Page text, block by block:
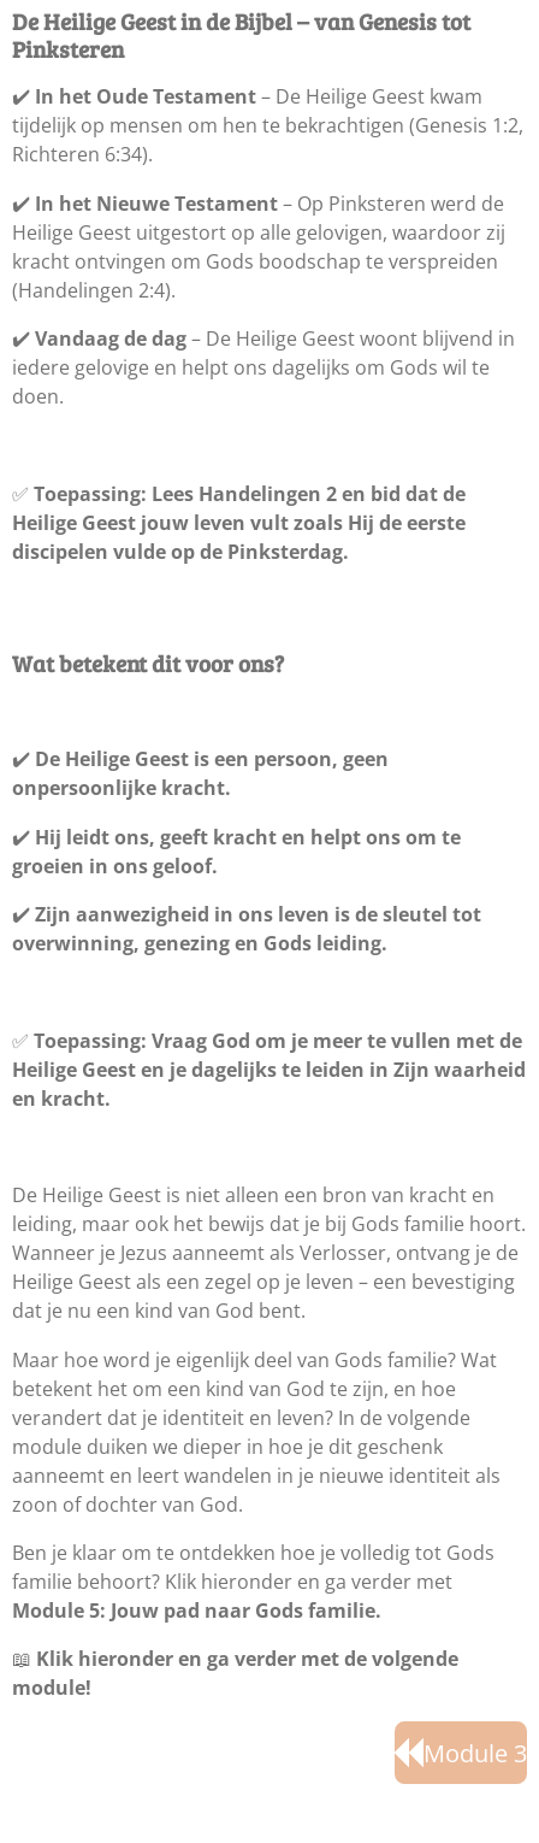
De Heilige Geest in de Bijbel – van Genesis tot
Pinksteren
✔️ In het Oude Testament– De Heilige Geest kwam
tijdelijk op mensen om hen te bekrachtigen (Genesis 1:2,
Richteren 6:34).
✔️ In het Nieuwe Testament– Op Pinksteren werd de
Heilige Geest uitgestort op alle gelovigen, waardoor zij
kracht ontvingen om Gods boodschap te verspreiden
(Handelingen 2:4).
✔️Vandaag de dag– De Heilige Geest woont blijvend in
iedere gelovige en helpt ons dagelijks om Gods wil te
doen.
✅ Toepassing: Lees Handelingen 2 en bid dat de
Heilige Geest jouw leven vult zoals Hij de eerste
discipelen vulde op de Pinksterdag.
Wat betekent dit voor ons?
✔️ De Heilige Geest is een persoon, geen
onpersoonlijke kracht.
✔️ Hij leidt ons, geeft kracht en helpt ons om te
groeien in ons geloof.
✔️Zijn aanwezigheid in ons leven is de sleutel tot
overwinning, genezing en Gods leiding.
✅ Toepassing: Vraag God om je meer te vullen met de
Heilige Geest en je dagelijks te leiden in Zijn waarheid
en kracht.
De Heilige Geest is niet alleen een bron van kracht en
leiding, maar ook het bewijs dat je bij Gods familie hoort.
Wanneer je Jezus aanneemt als Verlosser, ontvang je de
Heilige Geest als een zegel op je leven – een bevestiging
dat je nu een kind van God bent.
Maar hoe word je eigenlijk deel van Gods familie? Wat
betekent het om een kind van God te zijn, en hoe
verandert dat je identiteit en leven? In de volgende
module duiken we dieper in hoe je dit geschenk
aanneemt en leert wandelen in je nieuwe identiteit als
zoon of dochter van God.
Ben je klaar om te ontdekken hoe je volledig tot Gods
familie behoort? Klik hieronder en ga verder met
Module 5: Jouw pad naar Gods familie.
📖 Klik hieronder en ga verder met de volgende
module!
Module 3